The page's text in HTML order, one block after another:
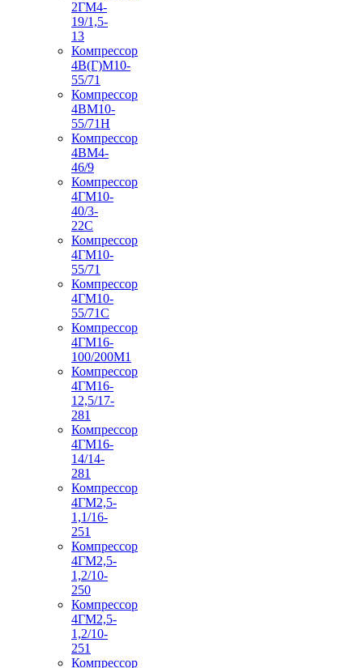
2ГМ4-
19/1,5-
13
Компрессор
4В(Г)М10-
55/71
Компрессор
4ВМ10-
55/71Н
Компрессор
4ВМ4-
46/9
Компрессор
4ГМ10-
40/3-
22С
Компрессор
4ГМ10-
55/71
Компрессор
4ГМ10-
55/71С
Компрессор
4ГМ16-
100/200М1
Компрессор
4ГМ16-
12,5/17-
281
Компрессор
4ГМ16-
14/14-
281
Компрессор
4ГМ2,5-
1,1/16-
251
Компрессор
4ГМ2,5-
1,2/10-
250
Компрессор
4ГМ2,5-
1,2/10-
251
Компрессор